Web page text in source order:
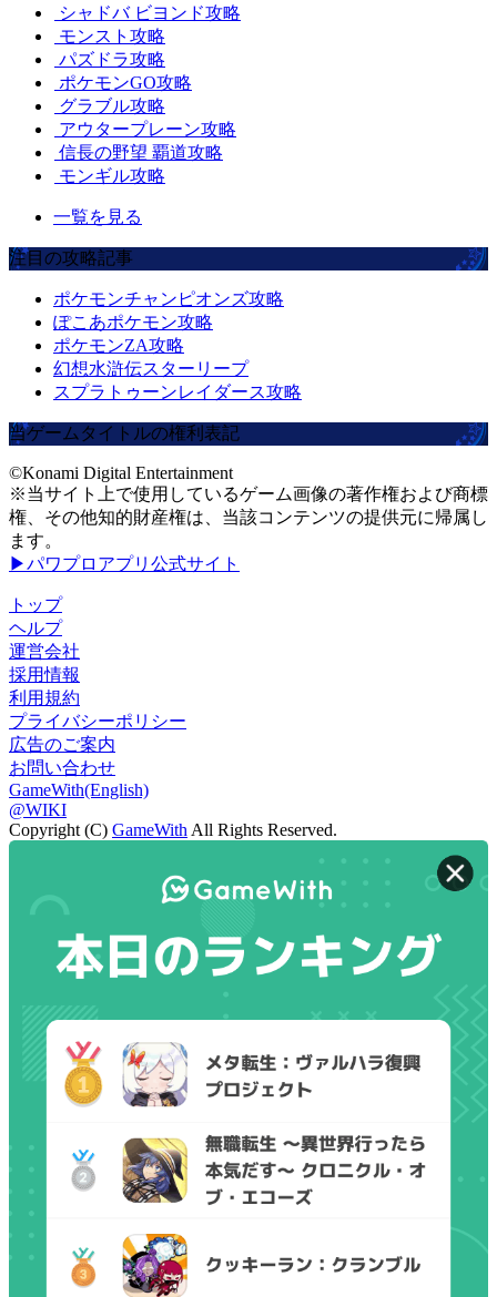
シャドバ ビヨンド攻略
モンスト攻略
パズドラ攻略
ポケモンGO攻略
グラブル攻略
アウタープレーン攻略
信長の野望 覇道攻略
モンギル攻略
一覧を見る
注目の攻略記事
ポケモンチャンピオンズ攻略
ぽこあポケモン攻略
ポケモンZA攻略
幻想水滸伝スターリープ
スプラトゥーンレイダース攻略
当ゲームタイトルの権利表記
©Konami Digital Entertainment
※当サイト上で使用しているゲーム画像の著作権および商標
権、その他知的財産権は、当該コンテンツの提供元に帰属し
ます。
▶パワプロアプリ公式サイト
トップ
ヘルプ
運営会社
採用情報
利用規約
プライバシーポリシー
広告のご案内
お問い合わせ
GameWith(English)
@WIKI
Copyright (C) GameWith All Rights Reserved.